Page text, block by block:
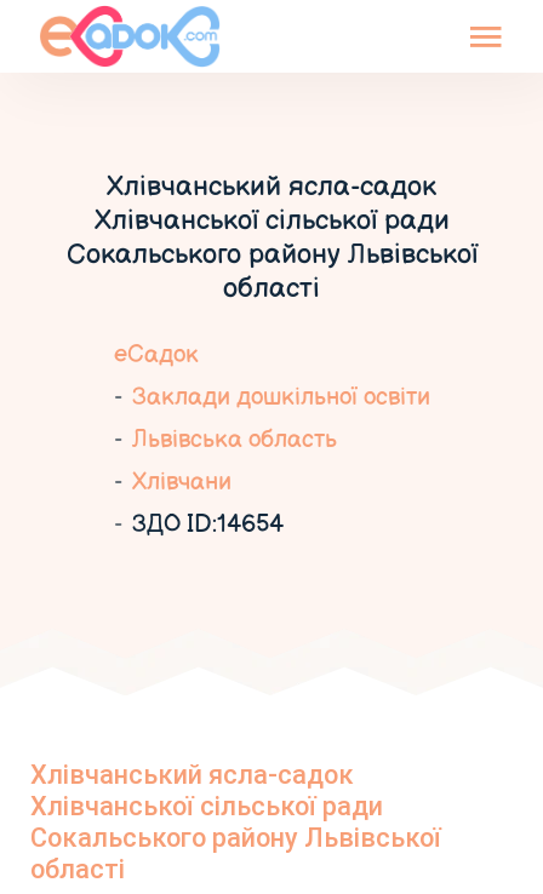
Хлівчанський ясла-садок
Хлівчанської сільської ради
Сокальського району Львівської
області
еСадок
Заклади дошкільної освіти
Львівська область
Хлівчани
ЗДО ID:14654
Хлівчанський ясла-садок
Хлівчанської сільської ради
Сокальського району Львівської
області